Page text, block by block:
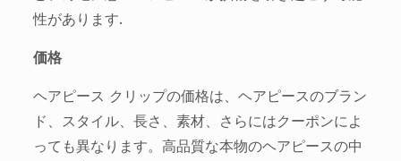
性があります.
価格
ヘアピース クリップの価格は、ヘアピースのブラン
ド、スタイル、長さ、素材、さらにはクーポンによ
っても異なります。高品質な本物のヘアピースの中